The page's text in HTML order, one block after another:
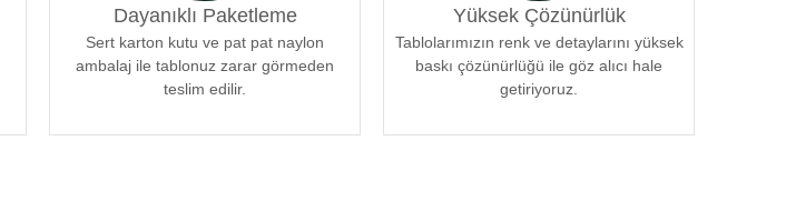
Dayanıklı Paketleme
Sert karton kutu ve pat pat naylon
ambalaj ile tablonuz zarar görmeden
teslim edilir.
Yüksek Çözünürlük
Tablolarımızın renk ve detaylarını yüksek
baskı çözünürlüğü ile göz alıcı hale
getiriyoruz.